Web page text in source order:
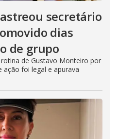
secretário
dias
de grupo
de Gustavo Monteiro por
ação foi legal e apurava